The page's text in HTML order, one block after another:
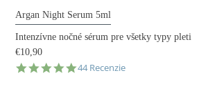
Argan Night Serum 5ml
Intenzívne nočné sérum pre všetky typy pleti
€10,90
4.9
44 Recenzie